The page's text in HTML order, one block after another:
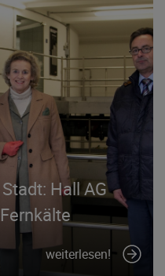
Hall AG
weiterlesen!